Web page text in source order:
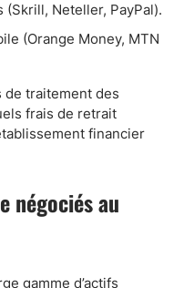
Neteller, PayPal).
(Orange Money, MTN
de traitement des
frais de retrait
financier
négociés au
gamme d’actifs